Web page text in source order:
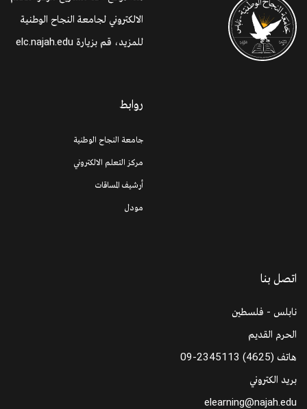
الالكتروني لجامعة النجاح الوطنية
للمزيد، قم بزيارة elc.najah.edu
روابط
جامعة النجاح الوطنية
مركز التعلم الالكتروني
أرشيف المساقات
مودل
اتصل بنا
نابلس - فلسطين
الحرم القديم
هاتف 09-2345113 (4625)
بريد الكتروني
elearning@najah.edu